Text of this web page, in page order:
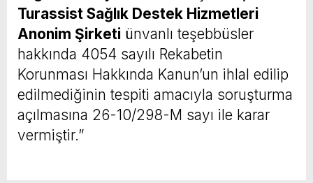
Turassist Sağlık Destek Hizmetleri
Anonim Şirketi ünvanlı teşebbüsler
hakkında 4054 sayılı Rekabetin
Korunması Hakkında Kanun’un ihlal edilip
edilmediğinin tespiti amacıyla soruşturma
açılmasına 26-10/298-M sayı ile karar
vermiştir.”